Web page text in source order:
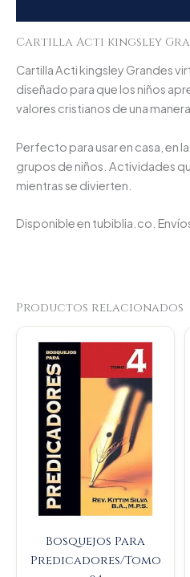
Cartilla Acti kingsley
Cartilla Acti kingsley Grandes
diseñado para que los niños
valores cristianos de una
Perfecto para usar en casa, en
grupos de niños. Actividades
mientras se divierten.
Disponible en tubiblia.co.
Productos relacionados
Bosquejos Para
Predicadores/Tomo
price
$89.900.
Current
price
is:
$85.405.